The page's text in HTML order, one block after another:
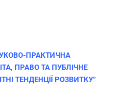
ПРАКТИЧНА
ПРАВО ТА ПУБЛІЧНЕ
ТЕНДЕНЦІЇ РОЗВИТКУ”